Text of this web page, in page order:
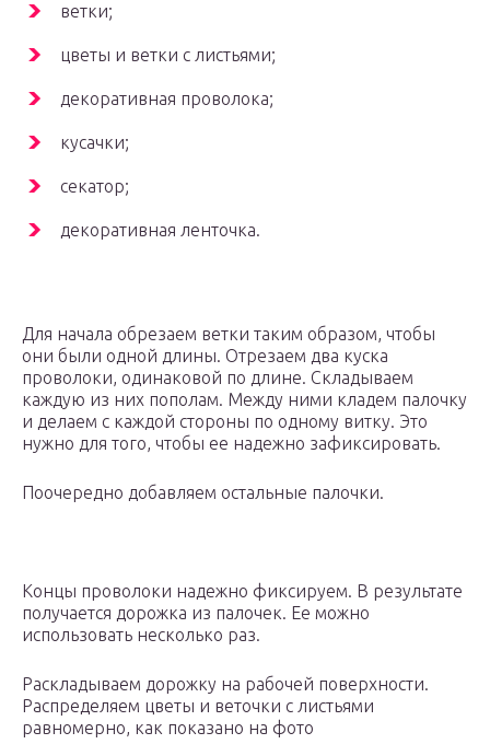
ветки;
цветы и ветки с листьями;
декоративная проволока;
кусачки;
секатор;
декоративная ленточка.
Для начала обрезаем ветки таким образом, чтобы
они были одной длины. Отрезаем два куска
проволоки, одинаковой по длине. Складываем
каждую из них пополам. Между ними кладем палочку
и делаем с каждой стороны по одному витку. Это
нужно для того, чтобы ее надежно зафиксировать.
Поочередно добавляем остальные палочки.
Концы проволоки надежно фиксируем. В результате
получается дорожка из палочек. Ее можно
использовать несколько раз.
Раскладываем дорожку на рабочей поверхности.
Распределяем цветы и веточки с листьями
равномерно, как показано на фото